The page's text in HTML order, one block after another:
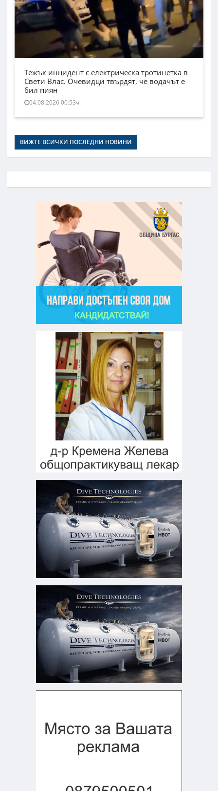
Тежък инцидент с електрическа тротинетка в
Свети Влас. Очевидци твърдят, че водачът е
бил пиян
04.08.2026 00:53ч.
ВИЖТЕ ВСИЧКИ ПОСЛЕДНИ НОВИНИ